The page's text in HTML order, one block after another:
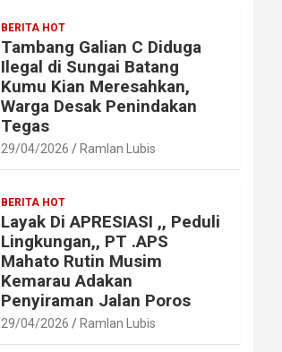
BERITA HOT
Tambang Galian C Diduga
Ilegal di Sungai Batang
Kumu Kian Meresahkan,
Warga Desak Penindakan
Tegas
29/04/2026 Ramlan Lubis
BERITA HOT
Layak Di APRESIASI ,, Peduli
Lingkungan,, PT .APS
Mahato Rutin Musim
Kemarau Adakan
Penyiraman Jalan Poros
29/04/2026 Ramlan Lubis